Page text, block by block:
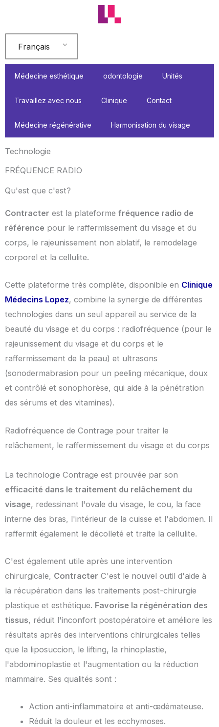
contenu
Français
Médecine esthétique odontologie Unités
Travaillez avec nous Clinique Contact
Médecine régénérative Harmonisation du visage
Technologie
FRÉQUENCE RADIO
Qu'est que c'est?
Contracter est la plateforme fréquence radio de
référence pour le raffermissement du visage et du
corps, le rajeunissement non ablatif, le remodelage
corporel et la cellulite.
Cette plateforme très complète, disponible en Clinique
Médecins Lopez, combine la synergie de différentes
technologies dans un seul appareil au service de la
beauté du visage et du corps : radiofréquence (pour le
rajeunissement du visage et du corps et le
raffermissement de la peau) et ultrasons
(sonodermabrasion pour un peeling mécanique, doux
et contrôlé et sonophorèse, qui aide à la pénétration
des sérums et des vitamines).
Radiofréquence de Contrage pour traiter le
relâchement, le raffermissement du visage et du corps
La technologie Contrage est prouvée par son
efficacité dans le traitement du relâchement du
visage, redessinant l'ovale du visage, le cou, la face
interne des bras, l'intérieur de la cuisse et l'abdomen. Il
raffermit également le décolleté et traite la cellulite.
C'est également utile après une intervention
chirurgicale, Contracter C'est le nouvel outil d'aide à
la récupération dans les traitements post-chirurgie
plastique et esthétique. Favorise la régénération des
tissus, réduit l'inconfort postopératoire et améliore les
résultats après des interventions chirurgicales telles
que la liposuccion, le lifting, la rhinoplastie,
l'abdominoplastie et l'augmentation ou la réduction
mammaire. Ses qualités sont :
Action anti-inflammatoire et anti-œdémateuse.
Réduit la douleur et les ecchymoses.